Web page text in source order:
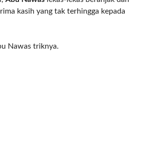
kasih yang tak terhingga kepada
Nawas triknya.